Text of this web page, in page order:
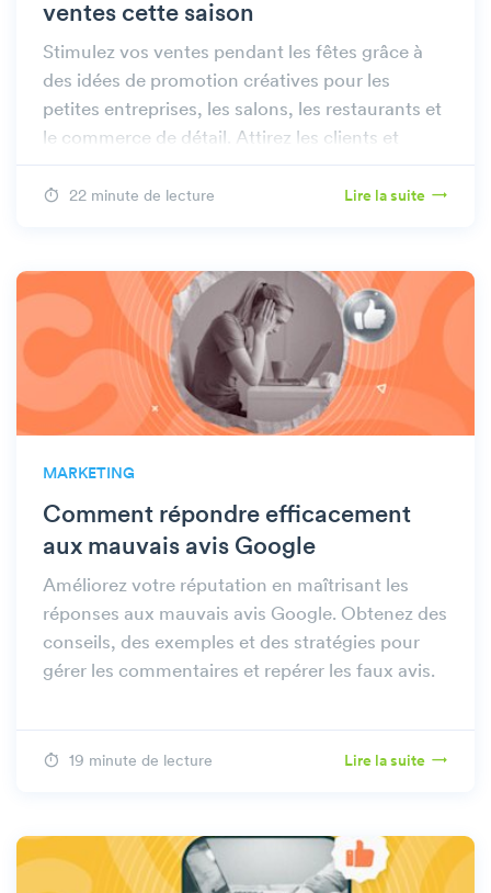
ventes cette saison
Stimulez vos ventes pendant les fêtes grâce à
des idées de promotion créatives pour les
petites entreprises, les salons, les restaurants et
le commerce de détail. Attirez les clients et
maximisez votre succès !
22 minute de lecture Lire la suite
MARKETING
Comment répondre efficacement
aux mauvais avis Google
Améliorez votre réputation en maîtrisant les
réponses aux mauvais avis Google. Obtenez des
conseils, des exemples et des stratégies pour
gérer les commentaires et repérer les faux avis.
19 minute de lecture Lire la suite